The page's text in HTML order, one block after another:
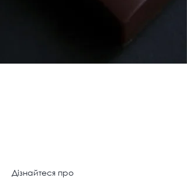
Дізнайтеся про